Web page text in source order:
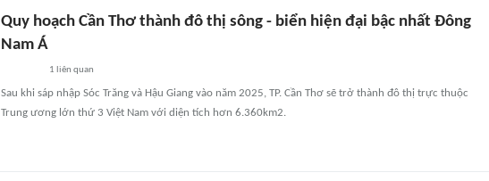
Quy hoạch Cần Thơ thành đô thị sông - biển hiện đại bậc nhất Đông
Nam Á
1 liên quan
Sau khi sáp nhập Sóc Trăng và Hậu Giang vào năm 2025, TP. Cần Thơ sẽ trở thành đô thị trực thuộc
Trung ương lớn thứ 3 Việt Nam với diện tích hơn 6.360km2.